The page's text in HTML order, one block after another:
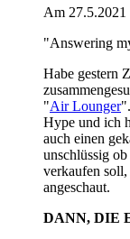
Am 27.5.2021
"Answering
Habe gestern
"Air Lounger
Hype und ich
auch einen
unschlüssig
verkaufen
angeschaut.
DANN, DIE